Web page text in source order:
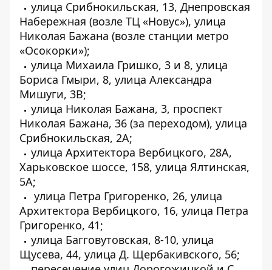
улица Срибнокильская, 13, Днепровская
Набережная (возле ТЦ «Новус»), улица
Николая Бажана (возле станции метро
«Осокорки»);
улица Михаила Гришко, 3 и 8, улица
Бориса Гмыри, 8, улица Александра
Мишуги, 3В;
улица Николая Бажана, 3, проспект
Николая Бажана, 36 (за переходом), улица
Срибнокильская, 2А;
улица Архитектора Вербицкого, 28А,
Харьковское шоссе, 158, улица Ялтинская,
5А;
улица Петра Григоренко, 26, улица
Архитектора Вербицкого, 16, улица Петра
Григоренко, 41;
улица Багговутовская, 8-10, улица
Щусева, 44, улица Д. Щербакивского, 56;